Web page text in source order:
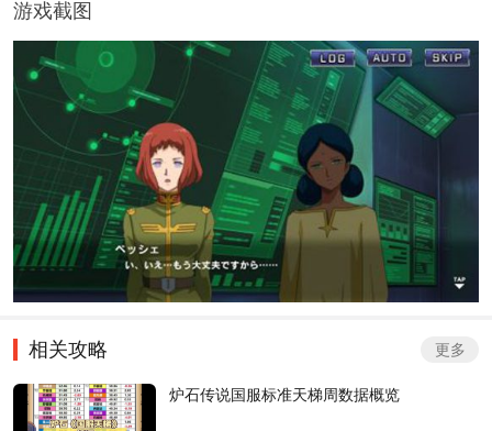
游戏截图
相关攻略 更多
炉石传说国服标准天梯周数据概览